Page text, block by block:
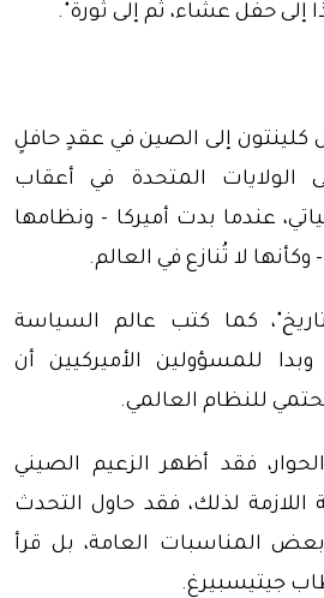
إلى حفل عشاء، ثم إلى ثورة".
كلينتون إلى الصين في عقدٍ حافلٍ
الولايات المتحدة في أعقاب
عندما بدت أميركا - ونظامها
لا تُنازع في العالم.
كما كتب عالم السياسة
للمسؤولين الأميركيين أن
للنظام العالمي.
فقد أظهر الزعيم الصيني
لذلك، فقد حاول التحدث
بعض المناسبات العامة، بل قرأ
جيتيسبيرغ.